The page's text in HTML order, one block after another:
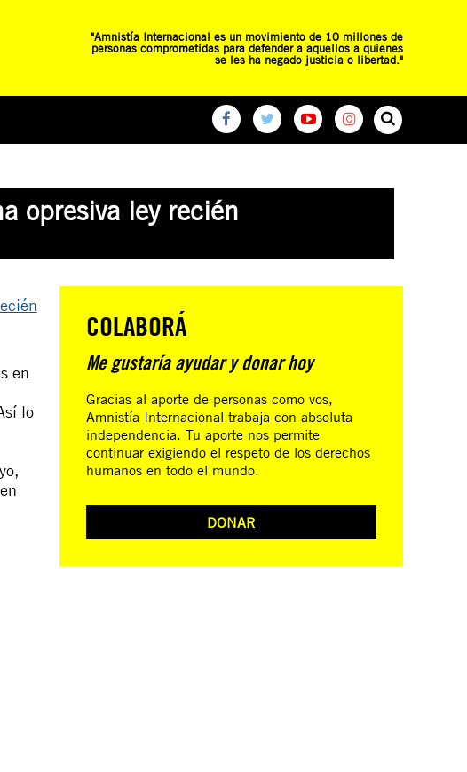
"Amnistía Internacional es un movimiento de 10 millones de
personas comprometidas para defender a aquellos a quienes
se les ha negado justicia o libertad."
opresiva ley recién
en
lo
COLABORÁ
Me gustaría ayudar y donar hoy
Gracias al aporte de personas como vos,
Amnistía Internacional trabaja con absoluta
independencia. Tu aporte nos permite
continuar exigiendo el respeto de los derechos
humanos en todo el mundo.
DONAR